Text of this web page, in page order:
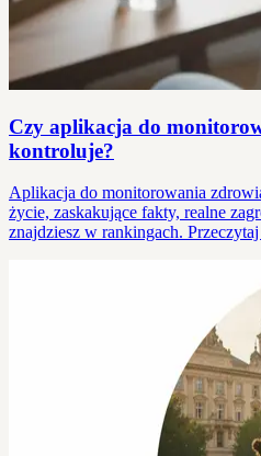
Czy aplikacja do
kontroluje?
Aplikacja do monitorowania
życie, zaskakujące fakty, realne
znajdziesz w rankingach.